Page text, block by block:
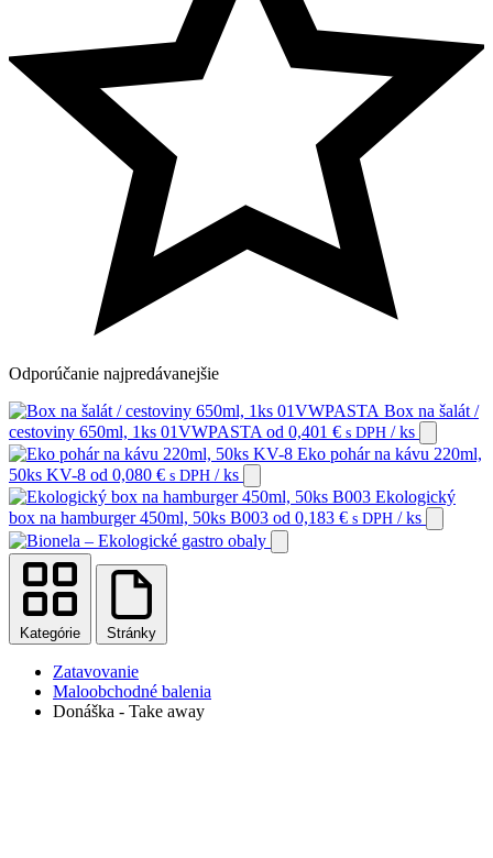
Odporúčanie najpredávanejšie
Box na šalát /
cestoviny 650ml, 1ks 01VWPASTA od 0,401 € s DPH / ks
Eko pohár na kávu 220ml,
50ks KV-8 od 0,080 € s DPH / ks
Ekologický
box na hamburger 450ml, 50ks B003 od 0,183 € s DPH / ks
Kategórie Stránky
Zatavovanie
Maloobchodné balenia
Donáška - Take away